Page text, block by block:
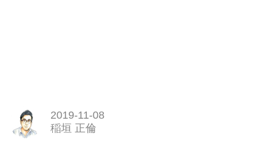
2019-11-08
稲垣 正倫